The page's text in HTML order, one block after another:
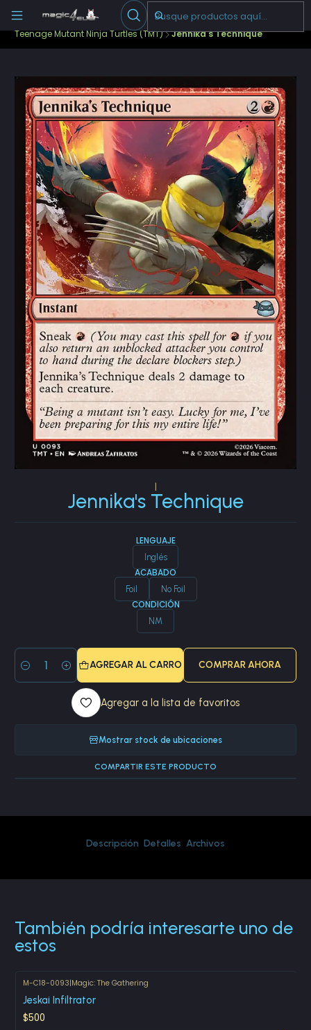
Escribenos
Cartas Sueltas Magic Standard
Teenage Mutant Ninja Turtles (TMT) Jennika's Technique
Jennika's Technique
LENGUAJE
Inglés
ACABADO
Foil No Foil
CONDICIÓN
NM
Cantidad
AGREGAR AL CARRO COMPRAR AHORA
Agregar a la lista de favoritos
Mostrar stock de ubicaciones
COMPARTIR ESTE PRODUCTO
Descripción Detalles Archivos
También podría interesarte uno de
estos
M-C18-0093|Magic: The Gathering
Jeskai Infiltrator
$500